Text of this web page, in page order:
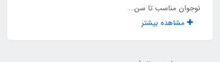
مناسب برای بازی
نوجوان مناسب تا سن...
مشاهده بیشتر